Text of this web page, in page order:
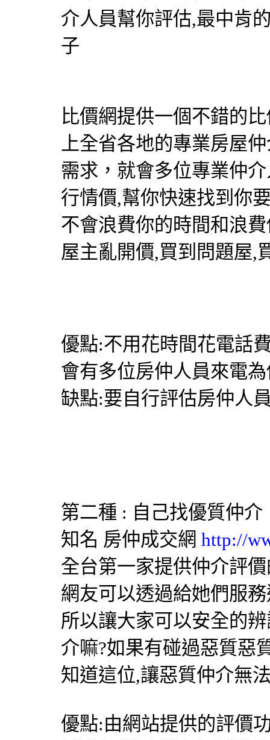
介人員幫你評估,最中肯
子
比價網提供一個不錯的
上全省各地的專業房屋
需求，就會多位專業仲
行情價,幫你快速找到你
不會浪費你的時間和浪
屋主亂開價,買到問題屋,
優點:不用花時間花電話
會有多位房仲人員來電
缺點:要自行評估房仲人
第二種 : 自己找優質仲介
知名 房仲成交網 http://
全台第一家提供仲介評
網友可以透過給她們服
所以讓大家可以安全的
介嘛?如果有碰過惡質惡
知道這位,讓惡質仲介無
優點:由網站提供的評價